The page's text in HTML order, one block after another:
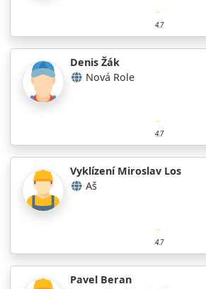
4.7
Denis Žák
Nová Role
4.7
Vyklízení Miroslav Los
Aš
4.7
Pavel Beran